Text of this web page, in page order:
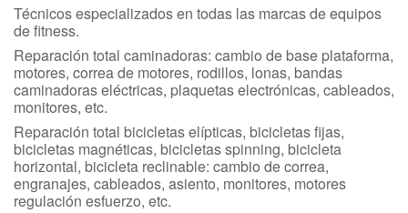
Técnicos especializados en todas las marcas de equipos
de fitness.
Reparación total caminadoras: cambio de base plataforma,
motores, correa de motores, rodillos, lonas, bandas
caminadoras eléctricas, plaquetas electrónicas, cableados,
monitores, etc.
Reparación total bicicletas elípticas, bicicletas fijas,
bicicletas magnéticas, bicicletas spinning, bicicleta
horizontal, bicicleta reclinable: cambio de correa,
engranajes, cableados, asiento, monitores, motores
regulación esfuerzo, etc.